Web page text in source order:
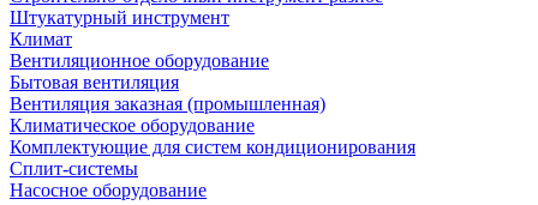
Штукатурный инструмент
Климат
Вентиляционное оборудование
Бытовая вентиляция
Вентиляция заказная (промышленная)
Климатическое оборудование
Комплектующие для систем кондиционирования
Сплит-системы
Насосное оборудование